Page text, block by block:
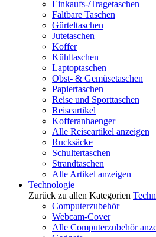
Einkaufs-/Tragetaschen
Faltbare Taschen
Gürteltaschen
Jutetaschen
Koffer
Kühltaschen
Laptoptaschen
Obst- & Gemüsetaschen
Papiertaschen
Reise und Sporttaschen
Reiseartikel
Kofferanhaenger
Alle Reiseartikel anzeigen
Rucksäcke
Schultertaschen
Strandtaschen
Alle Artikel anzeigen
Technologie
Zurück zu allen Kategorien
Computerzubehör
Webcam-Cover
Alle Computerzubehör